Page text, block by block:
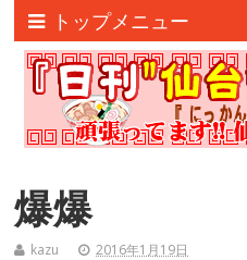
トップメニュー
爆爆
kazu 2016年1月19日